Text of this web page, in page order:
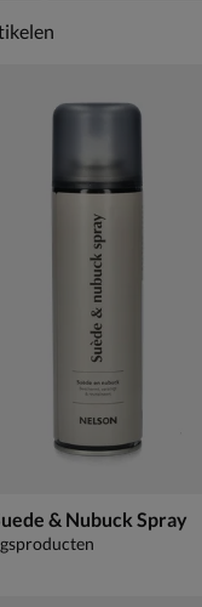
& Nubuck Spray